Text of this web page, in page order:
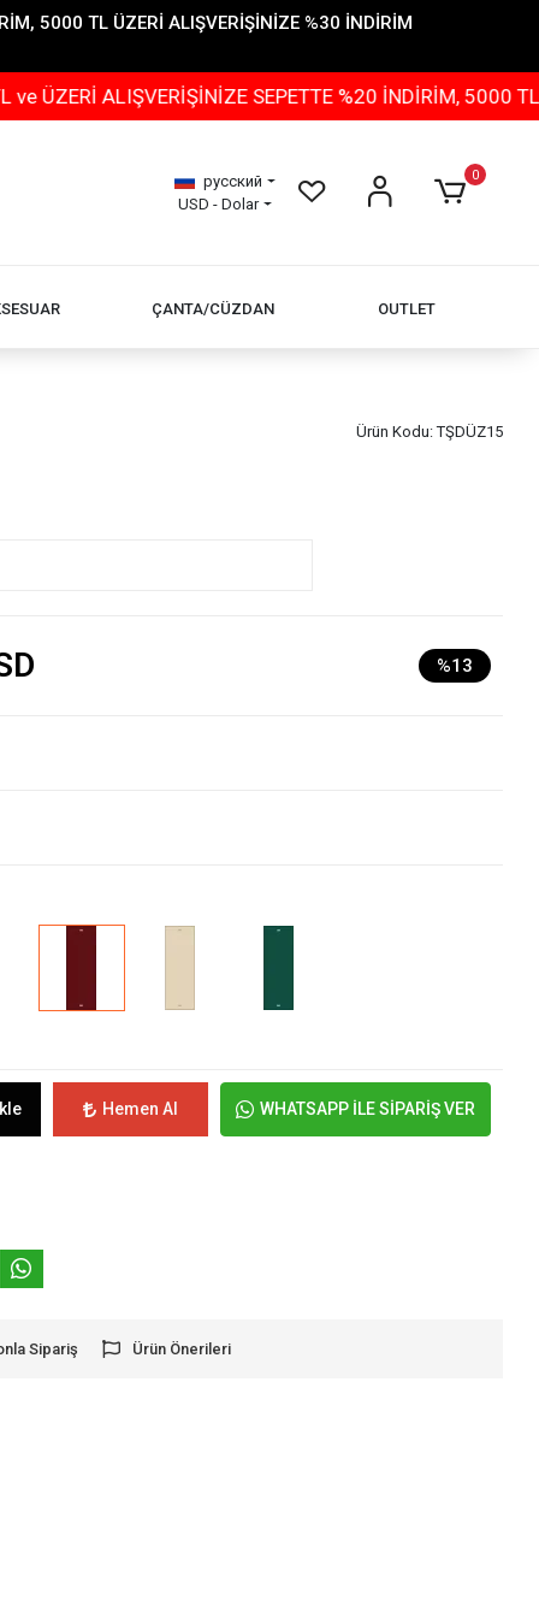
5000 TL ÜZERİ ALIŞVERİŞİNİZE %30 İNDİRİM
ALIŞVERİŞİNİZE SEPETTE %20 İNDİRİM, 5000 TL
русский
USD - Dolar
0
ÇANTA/CÜZDAN OUTLET
Ürün Kodu:TŞDÜZ15
%13
Hemen Al WHATSAPP İLE SİPARİŞ VER
Sipariş Ürün Önerileri